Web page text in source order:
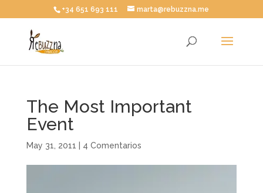
+34 651 693 111 marta@rebuzzna.me
The Most Important
Event
May 31, 2011 4 Comentarios